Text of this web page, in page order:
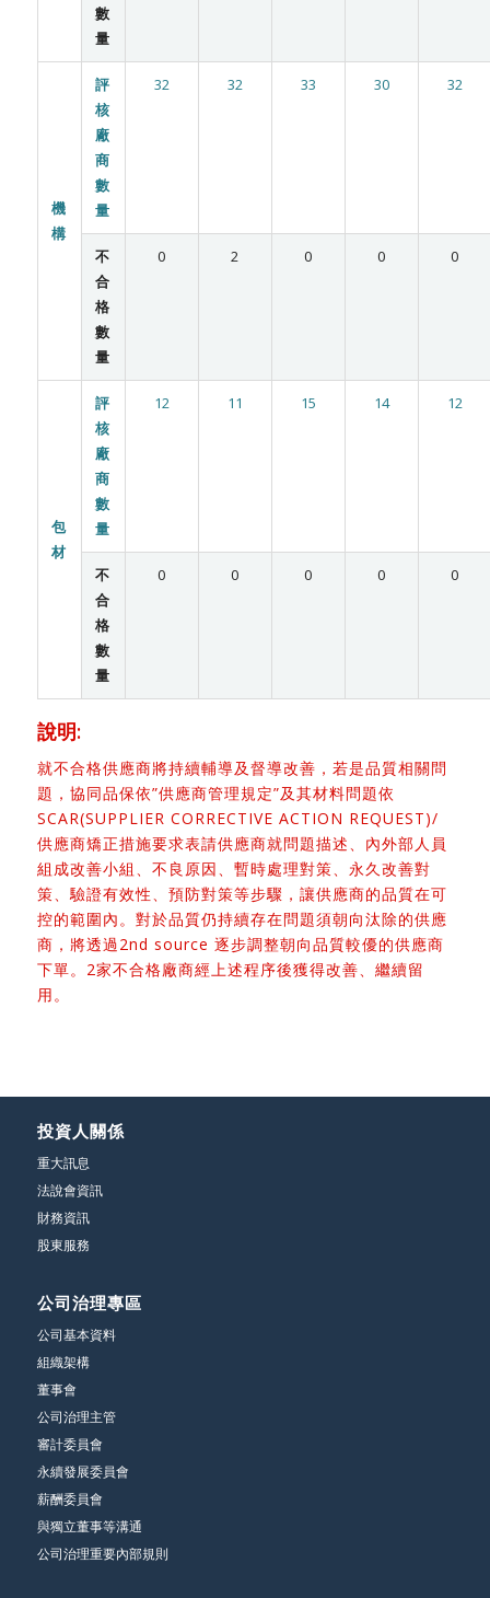
數
量
機
構
評
核
廠
商
數
量
32 32 33 30 32
不
合
格
數
量
0 2 0 0 0
包
材
評
核
廠
商
數
量
12 11 15 14 12
不
合
格
數
量
0 0 0 0 0
說明:
就不合格供應商將持續輔導及督導改善，若是品質相關問
題，協同品保依”供應商管理規定”及其材料問題依
SCAR(SUPPLIER CORRECTIVE ACTION REQUEST)/
供應商矯正措施要求表請供應商就問題描述、內外部人員
組成改善小組、不良原因、暫時處理對策、永久改善對
策、驗證有效性、預防對策等步驟，讓供應商的品質在可
控的範圍內。對於品質仍持續存在問題須朝向汰除的供應
商，將透過2nd source 逐步調整朝向品質較優的供應商
下單。2家不合格廠商經上述程序後獲得改善、繼續留
用。
投資人關係
重大訊息
法說會資訊
財務資訊
股東服務
公司治理專區
公司基本資料
組織架構
董事會
公司治理主管
審計委員會
永續發展委員會
薪酬委員會
與獨立董事等溝通
公司治理重要內部規則